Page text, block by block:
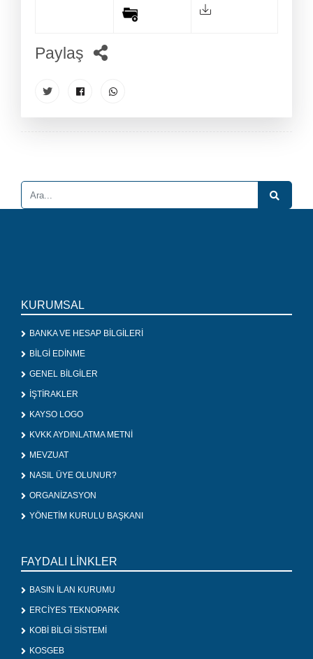
Paylaş
KURUMSAL
BANKA VE HESAP BİLGİLERİ
BİLGİ EDİNME
GENEL BİLGİLER
İŞTİRAKLER
KAYSO LOGO
KVKK AYDINLATMA METNİ
MEVZUAT
NASIL ÜYE OLUNUR?
ORGANİZASYON
YÖNETİM KURULU BAŞKANI
FAYDALI LİNKLER
BASIN İLAN KURUMU
ERCİYES TEKNOPARK
KOBİ BİLGİ SİSTEMİ
KOSGEB